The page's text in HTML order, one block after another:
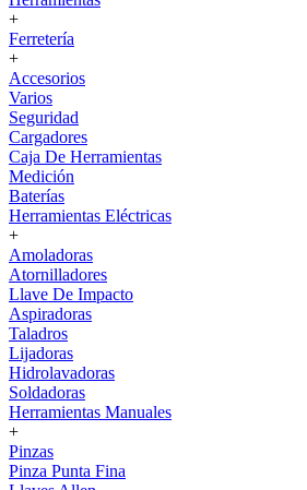
+
Ferretería
+
Accesorios
Varios
Seguridad
Cargadores
Caja De Herramientas
Medición
Baterías
Herramientas Eléctricas
+
Amoladoras
Atornilladores
Llave De Impacto
Aspiradoras
Taladros
Lijadoras
Hidrolavadoras
Soldadoras
Herramientas Manuales
+
Pinzas
Pinza Punta Fina